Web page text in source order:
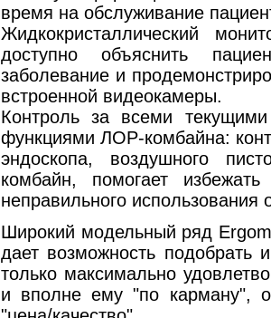
время на обслуживание
Жидкокристаллический
доступно объяснить
заболевание и
встроенной видеокамеры.
Контроль за всеми
функциями ЛОР-комбайна:
эндоскопа, воздушного
комбайн, помогает
неправильного использования
Широкий модельный ряд
дает возможность подобрать
только максимально
и вполне ему "по карману",